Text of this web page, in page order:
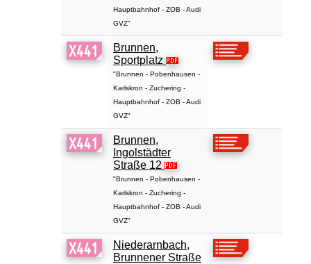
Hauptbahnhof - ZOB - Audi
GVZ"
Brunnen,
Sportplatz
"Brunnen - Pobenhausen -
Karlskron - Zuchering -
Hauptbahnhof - ZOB - Audi
GVZ"
Brunnen,
Ingolstädter
Straße 12
"Brunnen - Pobenhausen -
Karlskron - Zuchering -
Hauptbahnhof - ZOB - Audi
GVZ"
Niederarnbach,
Brunnener Straße